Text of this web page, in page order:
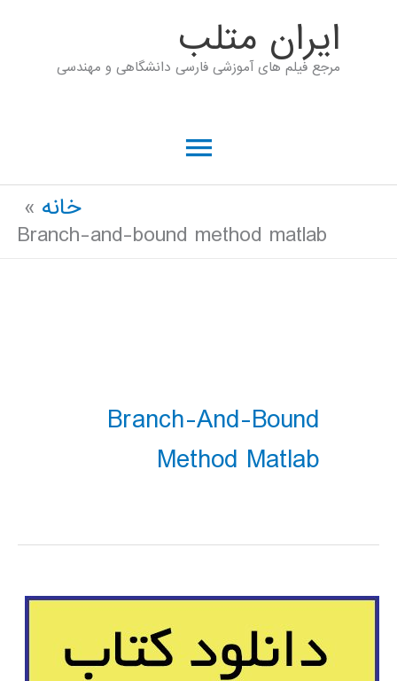
ايران متلب
مرجع فیلم های آموزشی فارسی دانشگاهی و مهندسی
فهرست
خانه
Branch-and-bound method matlab
Branch-And-Bound
Method Matlab